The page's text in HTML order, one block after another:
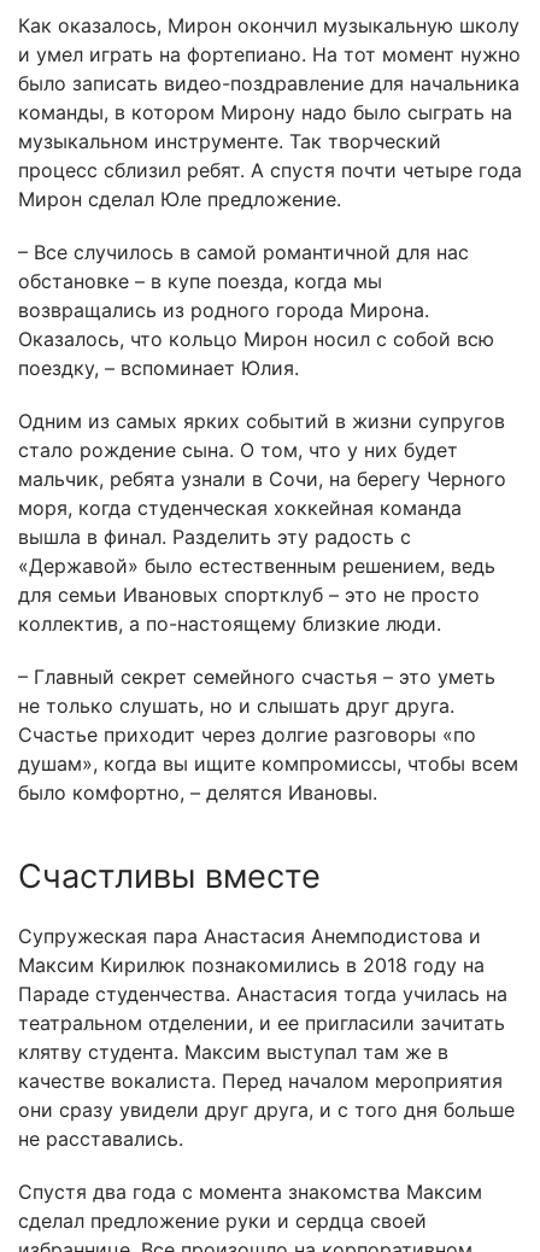
Как оказалось, Мирон окончил музыкальную школу
и умел играть на фортепиано. На тот момент нужно
было записать видео-поздравление для начальника
команды, в котором Мирону надо было сыграть на
музыкальном инструменте. Так творческий
процесс сблизил ребят. А спустя почти четыре года
Мирон сделал Юле предложение.
– Все случилось в самой романтичной для нас
обстановке – в купе поезда, когда мы
возвращались из родного города Мирона.
Оказалось, что кольцо Мирон носил с собой всю
поездку, – вспоминает Юлия.
Одним из самых ярких событий в жизни супругов
стало рождение сына. О том, что у них будет
мальчик, ребята узнали в Сочи, на берегу Черного
моря, когда студенческая хоккейная команда
вышла в финал. Разделить эту радость с
«Державой» было естественным решением, ведь
для семьи Ивановых спортклуб – это не просто
коллектив, а по-настоящему близкие люди.
– Главный секрет семейного счастья – это уметь
не только слушать, но и слышать друг друга.
Счастье приходит через долгие разговоры «по
душам», когда вы ищите компромиссы, чтобы всем
было комфортно, – делятся Ивановы.
Счастливы вместе
Супружеская пара Анастасия Анемподистова и
Максим Кирилюк познакомились в 2018 году на
Параде студенчества. Анастасия тогда училась на
театральном отделении, и ее пригласили зачитать
клятву студента. Максим выступал там же в
качестве вокалиста. Перед началом мероприятия
они сразу увидели друг друга, и с того дня больше
не расставались.
Спустя два года с момента знакомства Максим
сделал предложение руки и сердца своей